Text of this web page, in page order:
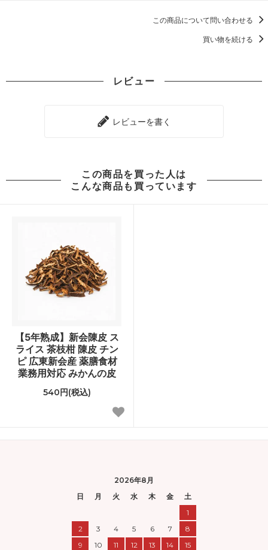
この商品について問い合わせる
買い物を続ける
レビュー
レビューを書く
この商品を買った人は
こんな商品も買っています
【5年熟成】新会陳皮 ス
ライス 茶枝柑 陳皮 チン
ピ 広東新会産 薬膳食材
業務用対応 みかんの皮
540円(税込)
2026年8月
日
月 火 水 木 金
土
1
2
3 4 5 6 7
8
9
10 11 12 13 14
15